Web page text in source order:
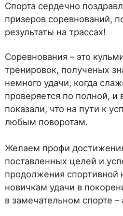
Спорта сердечно
призеров соревнований,
результаты на трассах!
Соревнования – это
тренировок, полученых
немного удачи, когда
проверяется по полной, и
показали, что на пути к
любым поворотам.
Желаем профи
поставленных целей и
продолжения спортивной
новичкам удачи в
в замечательном спорте